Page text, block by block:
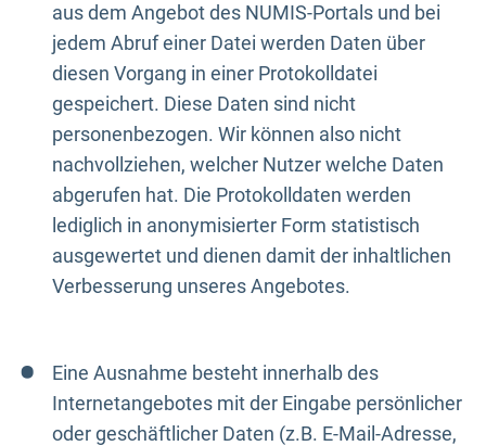
aus dem Angebot des NUMIS-Portals und bei
jedem Abruf einer Datei werden Daten über
diesen Vorgang in einer Protokolldatei
gespeichert. Diese Daten sind nicht
personenbezogen. Wir können also nicht
nachvollziehen, welcher Nutzer welche Daten
abgerufen hat. Die Protokolldaten werden
lediglich in anonymisierter Form statistisch
ausgewertet und dienen damit der inhaltlichen
Verbesserung unseres Angebotes.
Eine Ausnahme besteht innerhalb des
Internetangebotes mit der Eingabe persönlicher
oder geschäftlicher Daten (z.B. E-Mail-Adresse,